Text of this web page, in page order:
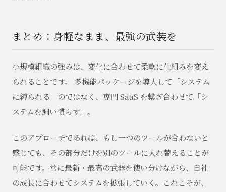
まとめ：身軽なまま、最強の武装を
小規模組織の強みは、変化に合わせて柔軟に仕組みを変え
られることです。 多機能パッケージを導入して「システム
に縛られる」のではなく、専門 SaaS を繋ぎ合わせて「シ
ステムを飼い慣らす」。
このアプローチであれば、もし一つのツールが合わないと
感じても、その部分だけを別のツールに入れ替えることが
可能です。常に最新・最高の武器を使い分けながら、自社
の成長に合わせてシステムを拡張していく。これこそが、